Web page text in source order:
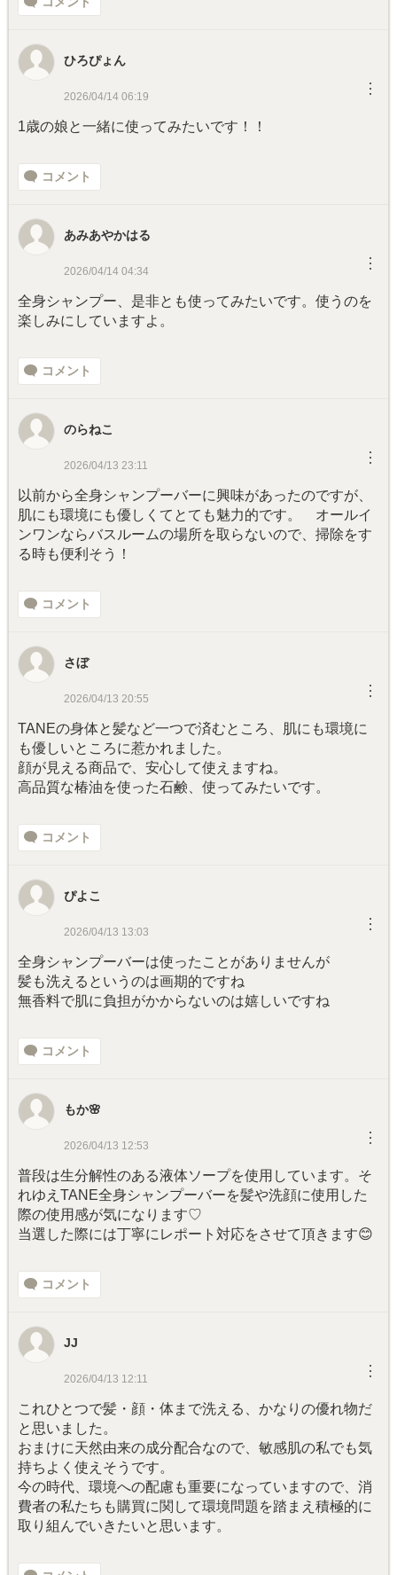
ひろぴょん
2026/04/14 06:19 ︙
1歳の娘と一緒に使ってみたいです！！
コメント
あみあやかはる
2026/04/14 04:34 ︙
全身シャンプー、是非とも使ってみたいです。使うのを
楽しみにしていますよ。
コメント
のらねこ
2026/04/13 23:11 ︙
以前から全身シャンプーバーに興味があったのですが、
肌にも環境にも優しくてとても魅力的です。 オールイ
ンワンならバスルームの場所を取らないので、掃除をす
る時も便利そう！
コメント
さぼ
2026/04/13 20:55 ︙
TANEの身体と髪など一つで済むところ、肌にも環境に
も優しいところに惹かれました。
顔が見える商品で、安心して使えますね。
高品質な椿油を使った石鹸、使ってみたいです。
コメント
ぴよこ
2026/04/13 13:03 ︙
全身シャンプーバーは使ったことがありませんが
髪も洗えるというのは画期的ですね
無香料で肌に負担がかからないのは嬉しいですね
コメント
もか🌸
2026/04/13 12:53 ︙
普段は生分解性のある液体ソープを使用しています。そ
れゆえTANE全身シャンプーバーを髪や洗顔に使用した
際の使用感が気になります♡
当選した際には丁寧にレポート対応をさせて頂きます😊
コメント
JJ
2026/04/13 12:11 ︙
これひとつで髪・顔・体まで洗える、かなりの優れ物だ
と思いました。
おまけに天然由来の成分配合なので、敏感肌の私でも気
持ちよく使えそうです。
今の時代、環境への配慮も重要になっていますので、消
費者の私たちも購買に関して環境問題を踏まえ積極的に
取り組んでいきたいと思います。